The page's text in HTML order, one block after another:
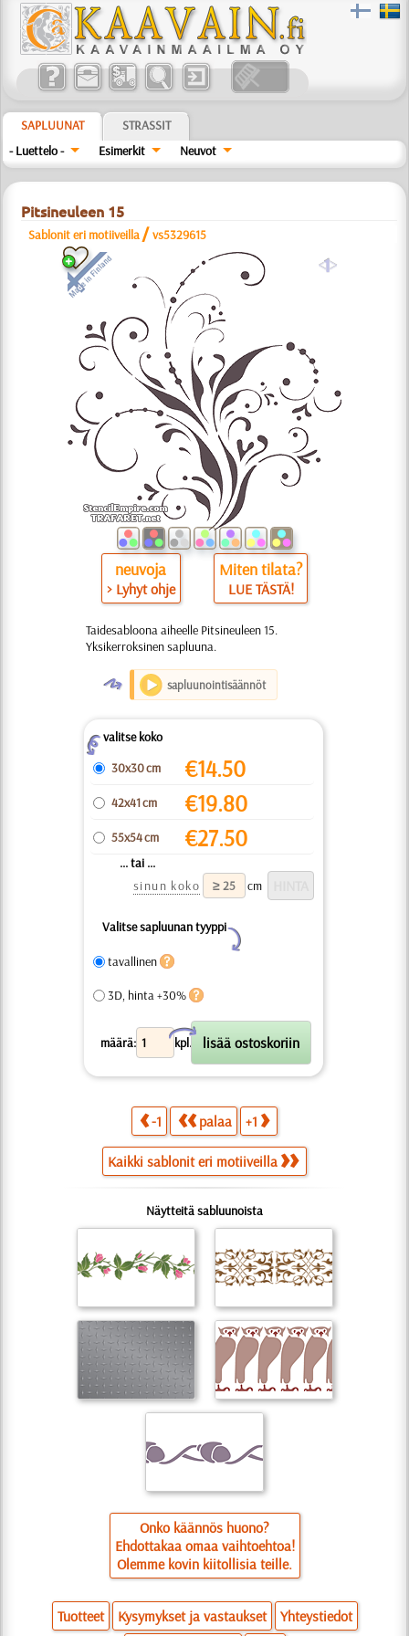
SAPLUUNAT
STRASSIT
- Luettelo -
Esimerkit Neuvot
Pitsineuleen 15
Sablonit eri motiiveilla /vs5329615
a
neuvoja
> Lyhyt ohje
Miten tilata?
LUE TÄSTÄ!
Taidesabloona aiheelle Pitsineuleen 15.
Yksikerroksinen sapluuna.
O sapluunointisäännöt
Zvalitse koko
30x30 cm
€14.50
42x41 cm €19.80
55x54 cm €27.50
... tai ...
sinun koko
cm
Valitse sapluunan tyyppi
Y
tavallinen
3D, hinta +30%
määrä: kpl.
X
-1 palaa +1
Kaikki sablonit eri motiiveilla
Näytteitä sabluunoista
Onko käännös huono?
Ehdottakaa omaa vaihtoehtoa!
Olemme kovin kiitollisia teille.
Tuotteet Kysymykset ja vastaukset Yhteystiedot